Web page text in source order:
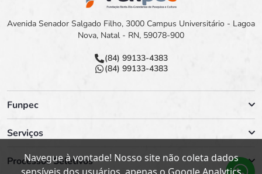
Avenida Senador Salgado Filho, 3000 Campus Universitário - Lagoa
Nova, Natal - RN, 59078-900
(84) 99133-4383
(84) 99133-4383
Funpec
Serviços
Processos Seletivos
Navegue à vontade! Nosso site não coleta dados